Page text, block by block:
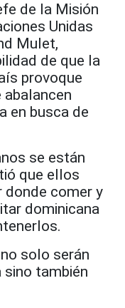
de la Misión
Unidas
Mulet,
de que la
provoque
abalancen
en busca de
se están
que ellos
donde comer y
dominicana
solo serán
sino también